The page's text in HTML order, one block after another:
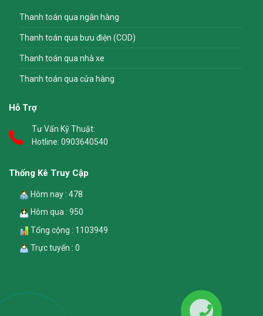
Thanh toán qua ngân hàng
Thanh toán qua bưu điện (COD)
Thanh toán qua nhà xe
Thanh toán qua cửa hàng
Hỗ Trợ
Tư Vấn Kỹ Thuật:
Hotline: 0903640540
Thống Kê Truy Cập
Hôm nay : 478
Hôm qua : 950
Tổng cộng : 1103949
Trực tuyến : 0